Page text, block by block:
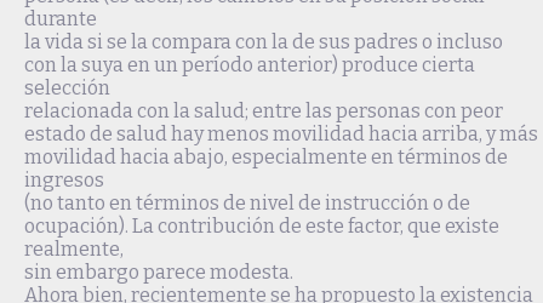
durante
la vida si se la compara con la de sus padres o incluso
con la suya en un período anterior) produce cierta
selección
relacionada con la salud; entre las personas con peor
estado de salud hay menos movilidad hacia arriba, y más
movilidad hacia abajo, especialmente en términos de
ingresos
(no tanto en términos de nivel de instrucción o de
ocupación). La contribución de este factor, que existe
realmente,
sin embargo parece modesta.
Ahora bien, recientemente se ha propuesto la existencia